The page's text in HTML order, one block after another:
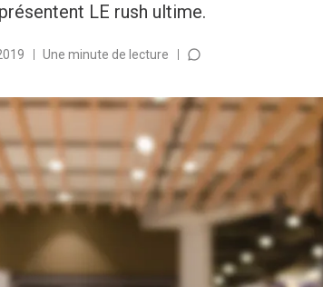
LE rush ultime.
Une minute de lecture